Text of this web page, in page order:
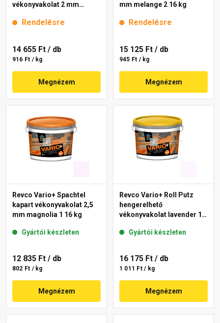
vékonyvakolat 2 mm
Rendelésre
14 655 Ft / db
916 Ft / kg
Megnézem
mm melange 2 16 kg
Rendelésre
15 125 Ft / db
945 Ft / kg
Megnézem
Revco Vario+ Spachtel
kapart vékonyvakolat 2,5
mm magnolia 1 16 kg
Gyártói készleten
12 835 Ft / db
802 Ft / kg
Megnézem
Revco Vario+ Roll Putz
hengerelhető
vékonyvakolat lavender 1
Gyártói készleten
16 175 Ft / db
1 011 Ft / kg
Megnézem